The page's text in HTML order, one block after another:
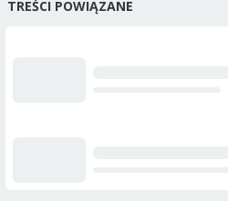
TREŚCI POWIĄZANE